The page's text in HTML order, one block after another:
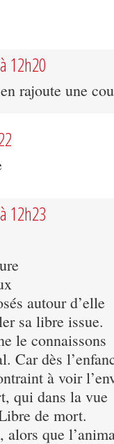
12h20
rajoute une
12h23
autour d’elle
sa libre issue.
le connaissons
Car dès
à voir
qui dans la vue
de mort.
alors que